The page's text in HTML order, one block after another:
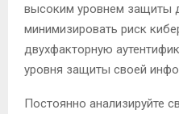
высоким уровнем защиты
минимизировать риск
двухфакторную
уровня защиты своей
Постоянно анализируйте